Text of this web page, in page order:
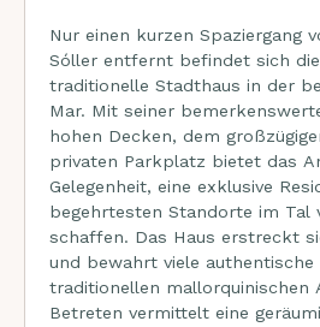
Nur einen kurzen Spaziergang
Sóller entfernt befindet sich
traditionelle Stadthaus in der
Mar. Mit seiner
hohen Decken, dem
privaten Parkplatz bietet das
Gelegenheit, eine exklusive
begehrtesten Standorte im Tal
schaffen. Das Haus erstreckt sich über drei Etagen
und bewahrt viele
traditionellen mallorquinischen
Betreten vermittelt eine